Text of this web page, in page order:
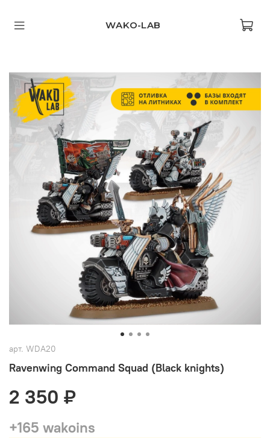
WAKO-LAB
арт. WDA20
Ravenwing Command Squad (Black knights)
2 350 ₽
+165 wakoins